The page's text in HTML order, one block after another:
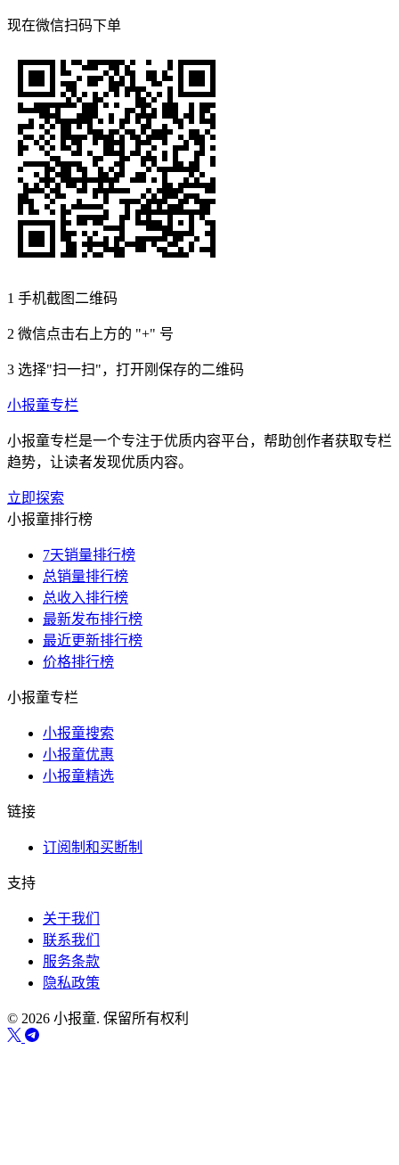
现在微信扫码下单
1 手机截图二维码
2 微信点击右上方的 "+" 号
3 选择"扫一扫"，打开刚保存的二维码
小报童专栏
小报童专栏是一个专注于优质内容平台，帮助创作者获取专栏
趋势，让读者发现优质内容。
立即探索
小报童排行榜
7天销量排行榜
总销量排行榜
总收入排行榜
最新发布排行榜
最近更新排行榜
价格排行榜
小报童专栏
小报童搜索
小报童优惠
小报童精选
链接
订阅制和买断制
支持
关于我们
联系我们
服务条款
隐私政策
© 2026 小报童. 保留所有权利